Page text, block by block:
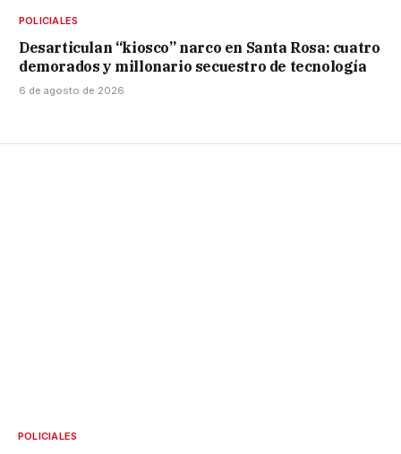
POLICIALES
Desarticulan “kiosco” narco en Santa Rosa: cuatro
demorados y millonario secuestro de tecnología
6 de agosto de 2026
POLICIALES